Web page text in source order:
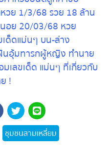
68
ค้าหวยยินดีลูกค้าซื้อ
วย 1/3/68 รวย 18
อย 20/03/68 หวย
ด็ดแม่นๆ บน-ล่าง
อุ้มทารกผู้หญิง
ร? พร้อมเลขเด็ด แม่นๆ
น เช็กเลย !